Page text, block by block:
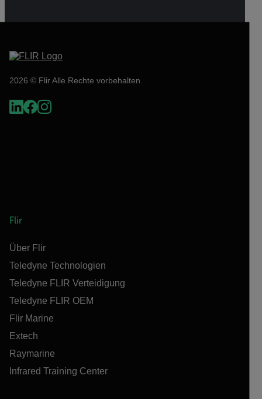
2026 © Flir Alle Rechte vorbehalten.
Flir
Über Flir
Teledyne Technologien
Teledyne FLIR Verteidigung
Teledyne FLIR OEM
Flir Marine
Extech
Raymarine
Infrared Training Center